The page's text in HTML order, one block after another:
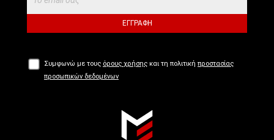
ΕΓΓΡΑΦΉ
Συμφωνώ με τους όρους χρήσης και τη πολιτική προστασίας
προσωπικών δεδομένων